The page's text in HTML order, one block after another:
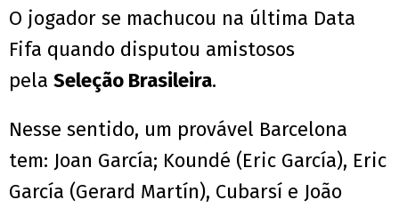
O jogador se machucou na última Data
Fifa quando disputou amistosos
pela Seleção Brasileira.
Nesse sentido, um provável Barcelona
tem: Joan García; Koundé (Eric García), Eric
García (Gerard Martín), Cubarsí e João